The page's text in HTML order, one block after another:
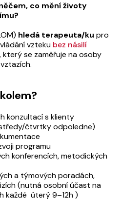
co mění životy
hledá terapeuta/ku pro
vzteku bez násilí
, který se zaměřuje na osoby
konzultací s klienty
čtvrtky odpoledne)
programu
konferencích, metodických
a týmových poradách,
(nutná osobní účast na
každé úterý 9–12h )